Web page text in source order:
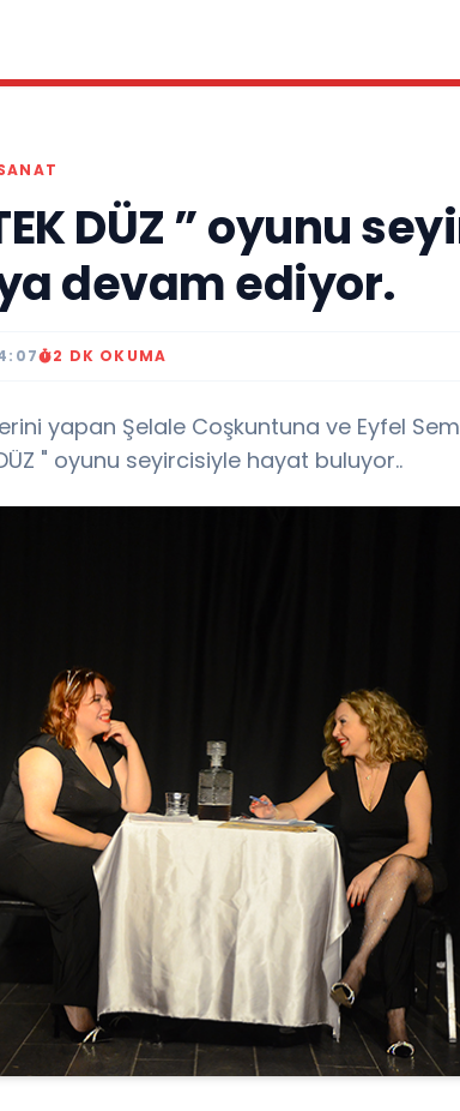
DÜZ ” oyunu
devam ediyor.
2 DK OKUMA
yapan Şelale Coşkuntuna ve Eyfel
" oyunu seyircisiyle hayat buluyor..